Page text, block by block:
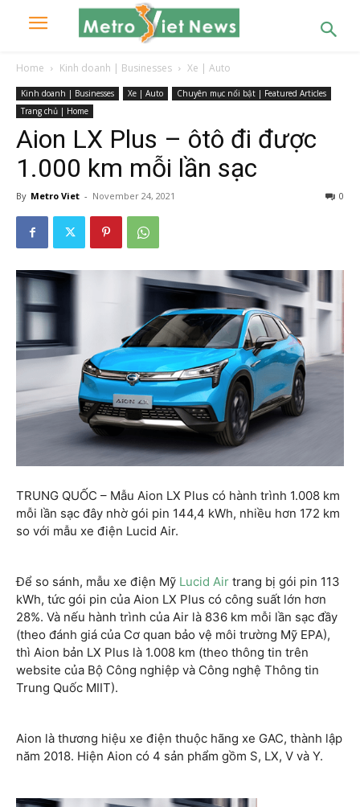
Home Kinh doanh | Businesses Xe | Auto
Kinh doanh | Businesses Xe | Auto
Chuyên mục nổi bật | Featured Articles
Trang chủ | Home
Aion LX Plus – ôtô đi được
1.000 km mỗi lần sạc
By Metro Viet - November 24, 2021 0
TRUNG QUỐC – Mẫu Aion LX Plus có hành trình 1.008 km
mỗi lần sạc đây nhờ gói pin 144,4 kWh, nhiều hơn 172 km
so với mẫu xe điện Lucid Air.
Để so sánh, mẫu xe điện Mỹ Lucid Air trang bị gói pin 113
kWh, tức gói pin của Aion LX Plus có công suất lớn hơn
28%. Và nếu hành trình của Air là 836 km mỗi lần sạc đầy
(theo đánh giá của Cơ quan bảo vệ môi trường Mỹ EPA),
thì Aion bản LX Plus là 1.008 km (theo thông tin trên
website của Bộ Công nghiệp và Công nghệ Thông tin
Trung Quốc MIIT).
Aion là thương hiệu xe điện thuộc hãng xe GAC, thành lập
năm 2018. Hiện Aion có 4 sản phẩm gồm S, LX, V và Y.